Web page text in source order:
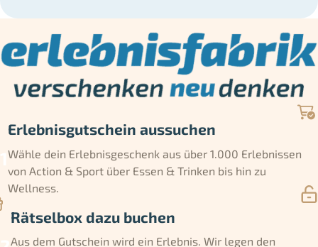
Erlebnisgutschein aussuchen
Wähle dein Erlebnisgeschenk aus über 1.000 Erlebnissen
von Action & Sport über Essen & Trinken bis hin zu
Wellness.
Rätselbox dazu buchen
Aus dem Gutschein wird ein Erlebnis. Wir legen den